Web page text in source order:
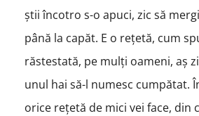
știi încotro s-o apuci, zic să
până la capăt. E o rețetă, cum
răstestată, pe mulți oameni, aș
unul hai să-l numesc cumpătat.
orice rețetă de mici vei face, din